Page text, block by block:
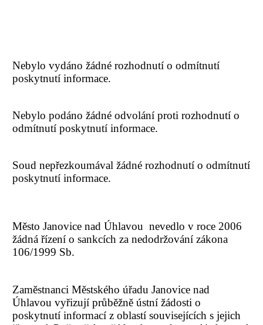
Nebylo vydáno žádné rozhodnutí o odmítnutí
poskytnutí informace.
Nebylo podáno žádné odvolání proti rozhodnutí o
odmítnutí poskytnutí informace.
Soud nepřezkoumával žádné rozhodnutí o odmítnutí
poskytnutí informace.
Město Janovice nad Úhlavou nevedlo v roce 2006
žádná řízení o sankcích za nedodržování zákona
106/1999 Sb.
Zaměstnanci Městského úřadu Janovice nad
Úhlavou vyřizují průběžně ústní žádosti o
poskytnutí informací z oblastí souvisejících s jejich